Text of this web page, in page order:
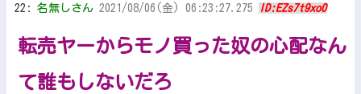
22: 名無しさん 2021/08/06(金) 06:23:27.275 ID:EZs7t9xo0
転売ヤーからモノ買った奴の心配なん
て誰もしないだろ